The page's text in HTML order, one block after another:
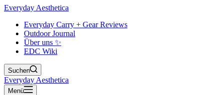
Everyday Aesthetica
Everyday Carry + Gear Reviews
Outdoor Journal
Über uns ✨
EDC Wiki
Suchen
Everyday Aesthetica
Menü